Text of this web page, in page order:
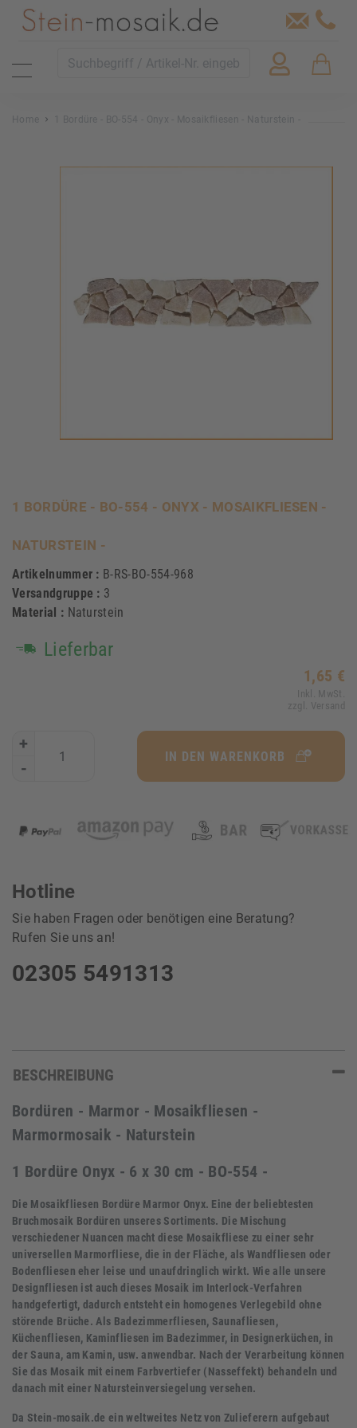
Home 1 Bordüre - BO-554 - Onyx - Mosaikfliesen - Naturstein -
1 BORDÜRE - BO-554 - ONYX - MOSAIKFLIESEN -
NATURSTEIN -
Artikelnummer : B-RS-BO-554-968
Versandgruppe : 3
Material : Naturstein
Lieferbar
1,65 €
Inkl. MwSt.
zzgl. Versand
+
-
IN DEN WARENKORB
Hotline
Sie haben Fragen oder benötigen eine Beratung?
Rufen Sie uns an!
02305 5491313
BESCHREIBUNG
Bordüren - Marmor - Mosaikfliesen -
Marmormosaik - Naturstein
1 Bordüre Onyx - 6 x 30 cm - BO-554 -
Die Mosaikfliesen Bordüre Marmor Onyx. Eine der beliebtesten
Bruchmosaik Bordüren unseres Sortiments. Die Mischung
verschiedener Nuancen macht diese Mosaikfliese zu einer sehr
universellen Marmorfliese, die in der Fläche, als Wandfliesen oder
Bodenfliesen eher leise und unaufdringlich wirkt. Wie alle unsere
Designfliesen ist auch dieses Mosaik im Interlock-Verfahren
handgefertigt, dadurch entsteht ein homogenes Verlegebild ohne
störende Brüche. Als Badezimmerfliesen, Saunafliesen,
Küchenfliesen, Kaminfliesen im Badezimmer, in Designerküchen, in
der Sauna, am Kamin, usw. anwendbar. Nach der Verarbeitung können
Sie das Mosaik mit einem Farbvertiefer (Nasseffekt) behandeln und
danach mit einer Natursteinversiegelung versehen.
Da Stein-mosaik.de ein weltweites Netz von Zulieferern aufgebaut